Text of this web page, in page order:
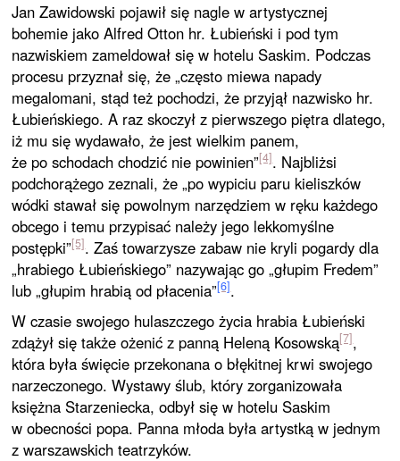
Jan Zawidowski pojawił się nagle w artystycznej
bohemie jako Alfred Otton hr. Łubieński i pod tym
nazwiskiem zameldował się w hotelu Saskim. Podczas
procesu przyznał się, że „często miewa napady
megalomani, stąd też pochodzi, że przyjął nazwisko hr.
Łubieńskiego. A raz skoczył z pierwszego piętra dlatego,
iż mu się wydawało, że jest wielkim panem,
że po schodach chodzić nie powinien”[4]. Najbliżsi
podchorążego zeznali, że „po wypiciu paru kieliszków
wódki stawał się powolnym narzędziem w ręku każdego
obcego i temu przypisać należy jego lekkomyślne
postępki”[5]. Zaś towarzysze zabaw nie kryli pogardy dla
„hrabiego Łubieńskiego” nazywając go „głupim Fredem”
lub „głupim hrabią od płacenia”[6].
W czasie swojego hulaszczego życia hrabia Łubieński
zdążył się także ożenić z panną Heleną Kosowską[7],
która była święcie przekonana o błękitnej krwi swojego
narzeczonego. Wystawy ślub, który zorganizowała
księżna Starzeniecka, odbył się w hotelu Saskim
w obecności popa. Panna młoda była artystką w jednym
z warszawskich teatrzyków.